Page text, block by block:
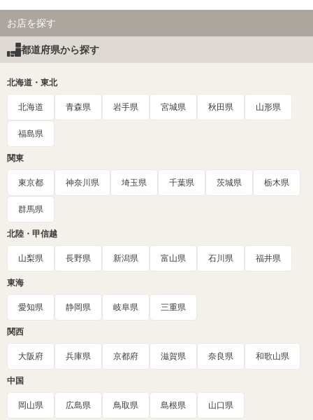
お店を探す
都道府県から探す
北海道・東北
北海道 青森県 岩手県 宮城県 秋田県 山形県
福島県
関東
東京都 神奈川県 埼玉県 千葉県 茨城県 栃木県
群馬県
北陸・甲信越
山梨県 長野県 新潟県 富山県 石川県 福井県
東海
愛知県 静岡県 岐阜県 三重県
関西
大阪府 兵庫県 京都府 滋賀県 奈良県 和歌山県
中国
岡山県 広島県 鳥取県 島根県 山口県